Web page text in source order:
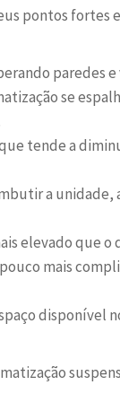
pontos fortes
paredes
se
tende a
a
elevado que
mais
disponível